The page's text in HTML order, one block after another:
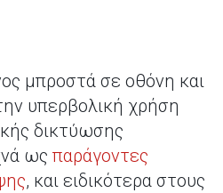
μπροστά σε οθόνη και
υπερβολική χρήση
δικτύωσης
ως παράγοντες
, και ειδικότερα στους